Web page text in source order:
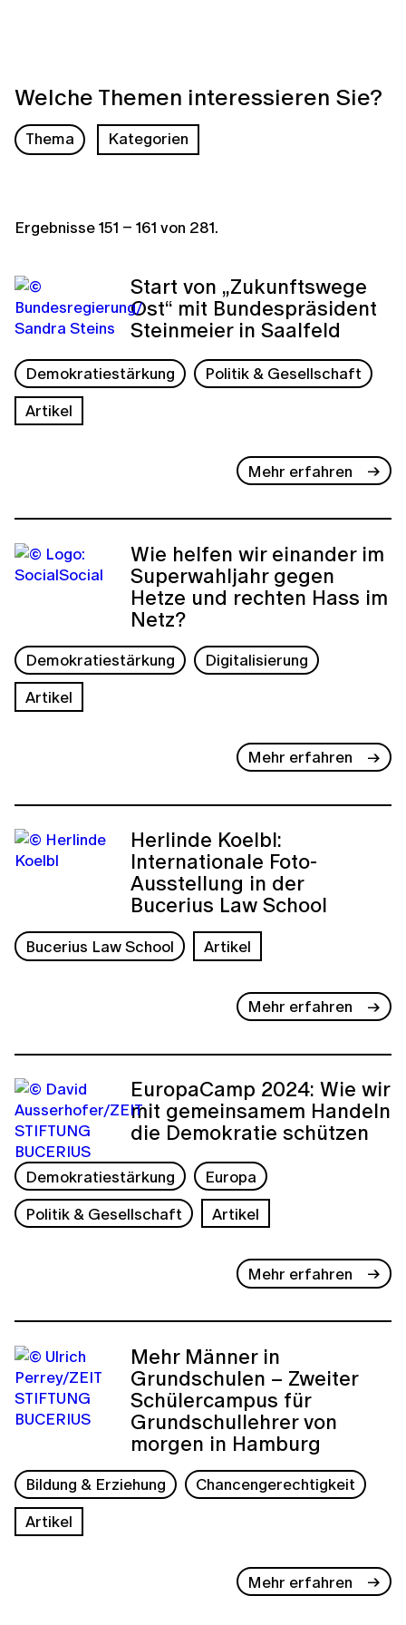
Welche Themen interessieren Sie?
Thema Kategorien
Ergebnisse151 – 161 von 281.
Start von „Zukunftswege
Ost“ mit Bundespräsident
Steinmeier in Saalfeld
Demokratiestärkung
Politik & Gesellschaft
Artikel
Mehr erfahren
Wie helfen wir einander im
Superwahljahr gegen
Hetze und rechten Hass im
Netz?
Demokratiestärkung
Digitalisierung
Artikel
Mehr erfahren
Herlinde Koelbl:
Internationale Foto-
Ausstellung in der
Bucerius Law School
Bucerius Law School Artikel
Mehr erfahren
EuropaCamp 2024: Wie wir
mit gemeinsamem Handeln
die Demokratie schützen
Demokratiestärkung
Europa
Politik & Gesellschaft
Artikel
Mehr erfahren
Mehr Männer in
Grundschulen – Zweiter
Schülercampus für
Grundschullehrer von
morgen in Hamburg
Bildung & Erziehung
Chancengerechtigkeit
Artikel
Mehr erfahren